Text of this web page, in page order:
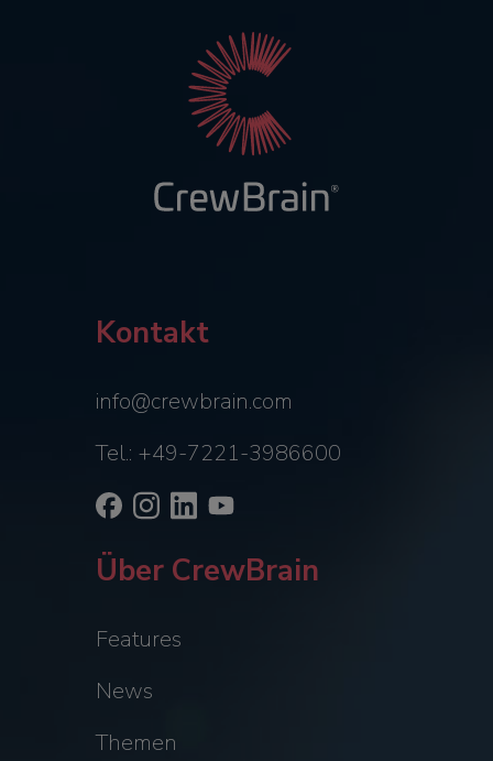
Kontakt
info@crewbrain.com
Tel.: +49-7221-3986600
Über CrewBrain
Features
News
Themen